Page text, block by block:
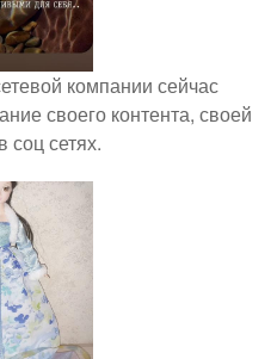
компании сейчас
своего контента, своей
соц сетях.